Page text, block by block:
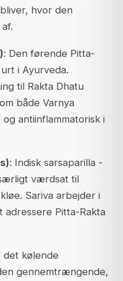
hvor den
: Den førende Pitta-
i Ayurveda.
til Rakta Dhatu
både Varnya
antiinflammatorisk i
: Indisk sarsaparilla -
værdsat til
Sariva arbejder i
adressere Pitta-Rakta
det kølende
gennemtrængende,